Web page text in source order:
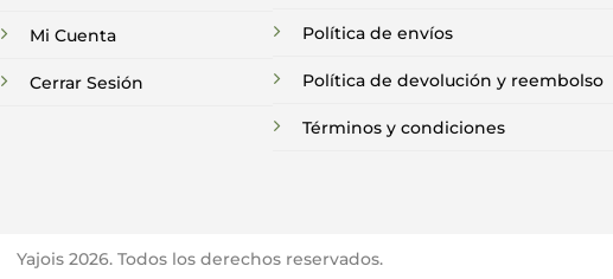
Mi Cuenta
Cerrar Sesión
Política de envíos
Política de devolución y reembolso
Términos y condiciones
Yajois 2026. Todos los derechos reservados.